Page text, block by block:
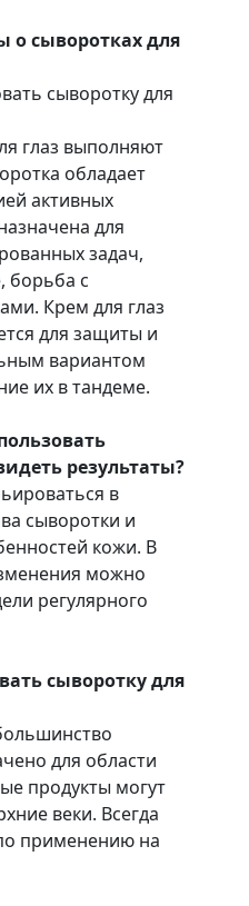
о сыворотках для
сыворотку для
глаз выполняют
обладает
активных
для
задач,
борьба с
Крем для глаз
для защиты и
вариантом
их в тандеме.
результаты?
в
сыворотки и
кожи. В
можно
регулярного
сыворотку для
для области
продукты могут
веки. Всегда
применению на